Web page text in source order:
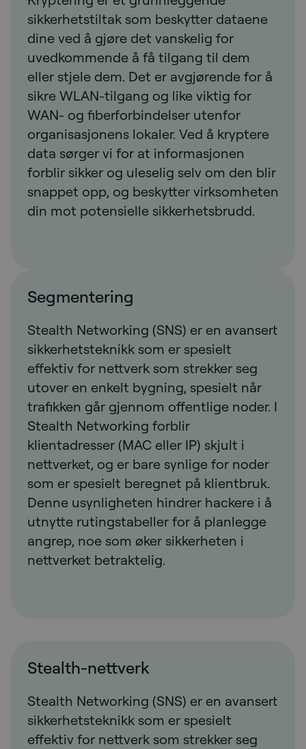
sikkerhetstiltak som beskytter dataene
dine ved å gjøre det vanskelig for
uvedkommende å få tilgang til dem
eller stjele dem. Det er avgjørende for å
sikre WLAN-tilgang og like viktig for
WAN- og fiberforbindelser utenfor
organisasjonens lokaler. Ved å kryptere
data sørger vi for at informasjonen
forblir sikker og uleselig selv om den blir
snappet opp, og beskytter virksomheten
din mot potensielle sikkerhetsbrudd.
Segmentering
Stealth Networking (SNS) er en avansert
sikkerhetsteknikk som er spesielt
effektiv for nettverk som strekker seg
utover en enkelt bygning, spesielt når
trafikken går gjennom offentlige noder. I
Stealth Networking forblir
klientadresser (MAC eller IP) skjult i
nettverket, og er bare synlige for noder
som er spesielt beregnet på klientbruk.
Denne usynligheten hindrer hackere i å
utnytte rutingstabeller for å planlegge
angrep, noe som øker sikkerheten i
nettverket betraktelig.
Stealth-nettverk
Stealth Networking (SNS) er en avansert
sikkerhetsteknikk som er spesielt
effektiv for nettverk som strekker seg